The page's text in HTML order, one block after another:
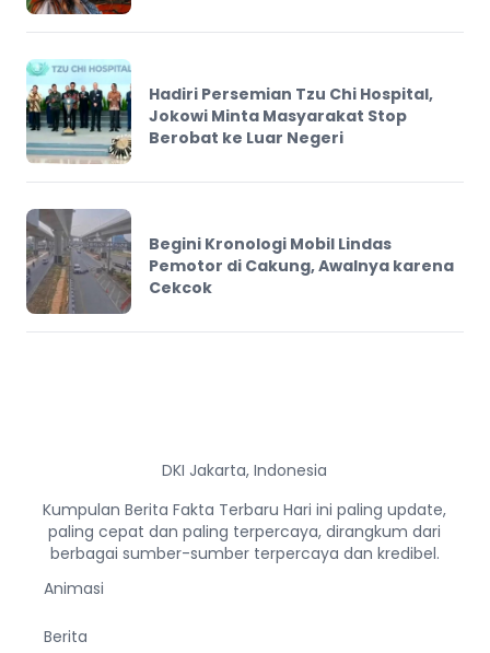
Hadiri Persemian Tzu Chi Hospital,
Jokowi Minta Masyarakat Stop
Berobat ke Luar Negeri
Begini Kronologi Mobil Lindas
Pemotor di Cakung, Awalnya karena
Cekcok
DKI Jakarta, Indonesia
Kumpulan Berita Fakta Terbaru Hari ini paling update,
paling cepat dan paling terpercaya, dirangkum dari
berbagai sumber-sumber terpercaya dan kredibel.
Animasi
Berita